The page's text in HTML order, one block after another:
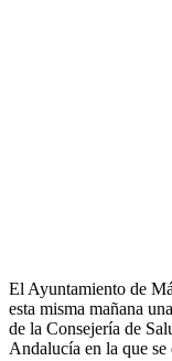
El Ayuntamiento de
esta misma mañana
de la Consejería de
Andalucía en la que